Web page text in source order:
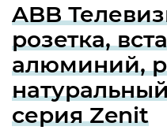
ABB
розетка,
алюминий,
серия Zenit